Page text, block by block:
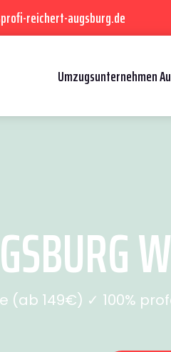
reichert-augsburg.de
Umzugsunternehmen
(ab 149€) ✓ 100%